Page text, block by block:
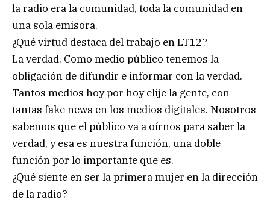
la radio era la comunidad, toda la comunidad en
una sola emisora.
¿Qué virtud destaca del trabajo en LT12?
La verdad. Como medio público tenemos la
obligación de difundir e informar con la verdad.
Tantos medios hoy por hoy elije la gente, con
tantas fake news en los medios digitales. Nosotros
sabemos que el público va a oírnos para saber la
verdad, y esa es nuestra función, una doble
función por lo importante que es.
¿Qué siente en ser la primera mujer en la dirección
de la radio?